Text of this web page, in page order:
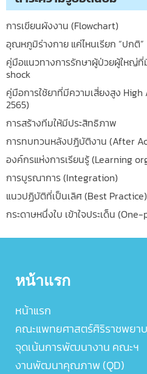
การเขียนผังงาน (Flowchart)
อุณหภูมิร่างกาย แค่ไหนเรียก “ปกติ”
คู่มือแนวทางการรักษาผู้ป่วยผู้ใหญ่ที่
shock
คู่มือการใช้ยาที่มีความเสี่ยงสูง
2565)
การสร้างทีมให้มีประสิทธิภาพ
การทบทวนหลังปฎิบัติงาน (After
องค์กรแห่งการเรียนรู้ (Learning
การบูรณาการ (Integration)
แนวปฏิบัติที่เป็นเลิศ (Best Practice)
กระดาษหนึ่งใบ เข้าใจประเด็น
หน้าแรก
หน้าแรก
คณะแพทยศาสตร์ศิริราชพยา
จุดเน้นการพัฒนางาน คณะฯ
งานพัฒนาคุณภาพ (QD)